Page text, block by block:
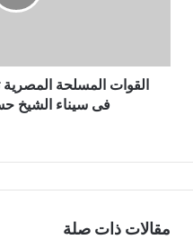
ن
القوات المسلحة
فى سيناء الشيخ
مقالات ذات صلة